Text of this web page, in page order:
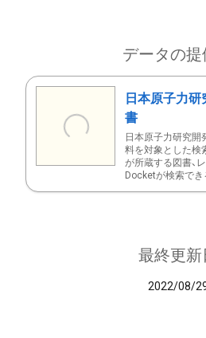
データの提
日本原子力
書
日本原子力研究開
料を対象とした検
が所蔵する図書、レ
Docketが検索でき
最終更新
2022/08/